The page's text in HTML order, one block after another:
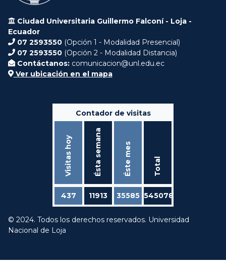
Ciudad Universitaria Guillermo Falconí - Loja -
Ecuador
07 2593550 (Opción 1 - Modalidad Presencial)
07 2593550 (Opción 2 - Modalidad Distancia)
Contáctanos: comunicacion@unl.edu.ec
Ver ubicación en el mapa
Contador de visitas
Visitas hoy Ésta semana Éste mes Total
437 11913 35585 545078
© 2024. Todos los derechos reservados. Universidad
Nacional de Loja